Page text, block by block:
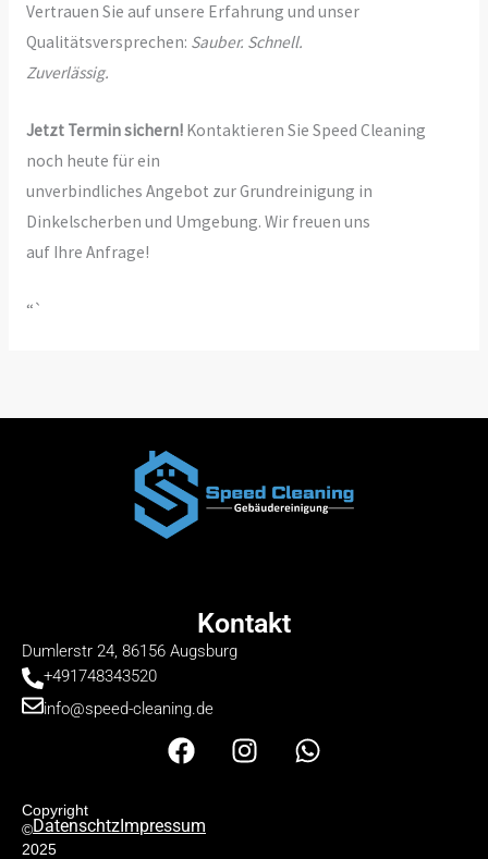
Vertrauen Sie auf unsere Erfahrung und unser
Qualitätsversprechen: Sauber. Schnell.
Zuverlässig.
Jetzt Termin sichern!Kontaktieren Sie Speed Cleaning
noch heute für ein
unverbindliches Angebot zur Grundreinigung in
Dinkelscherben und Umgebung. Wir freuen uns
auf Ihre Anfrage!
“`
Kontakt
Dumlerstr 24, 86156 Augsburg
+491748343520
info@speed-cleaning.de
F
a
e
b
I
n
W
h
Copyright
©
2025
Datenschtz Impressum